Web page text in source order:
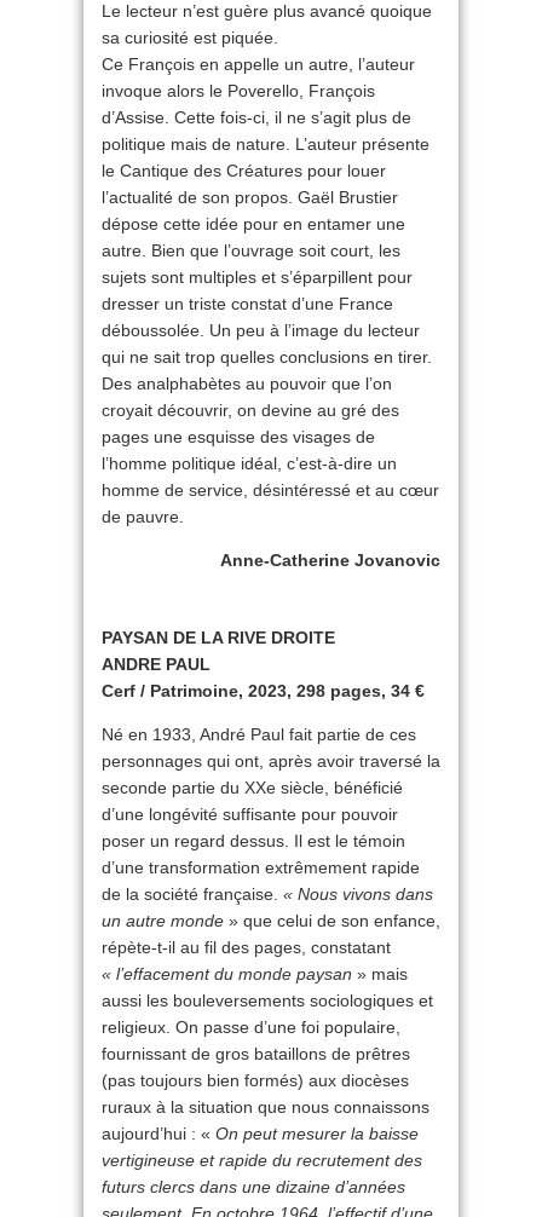
Le lecteur n’est guère plus avancé quoique
sa curiosité est piquée.
Ce François en appelle un autre, l’auteur
invoque alors le Poverello, François
d’Assise. Cette fois-ci, il ne s’agit plus de
politique mais de nature. L’auteur présente
le Cantique des Créatures pour louer
l’actualité de son propos. Gaël Brustier
dépose cette idée pour en entamer une
autre. Bien que l’ouvrage soit court, les
sujets sont multiples et s’éparpillent pour
dresser un triste constat d’une France
déboussolée. Un peu à l’image du lecteur
qui ne sait trop quelles conclusions en tirer.
Des analphabètes au pouvoir que l’on
croyait découvrir, on devine au gré des
pages une esquisse des visages de
l’homme politique idéal, c’est-à-dire un
homme de service, désintéressé et au cœur
de pauvre.
Anne-Catherine Jovanovic
PAYSAN DE LA RIVE DROITE
ANDRE PAUL
Cerf / Patrimoine, 2023, 298 pages, 34 €
Né en 1933, André Paul fait partie de ces
personnages qui ont, après avoir traversé la
seconde partie du XXe siècle, bénéficié
d’une longévité suffisante pour pouvoir
poser un regard dessus. Il est le témoin
d’une transformation extrêmement rapide
de la société française. « Nous vivons dans
un autre monde » que celui de son enfance,
répète-t-il au fil des pages, constatant
« l’effacement du monde paysan » mais
aussi les bouleversements sociologiques et
religieux. On passe d’une foi populaire,
fournissant de gros bataillons de prêtres
(pas toujours bien formés) aux diocèses
ruraux à la situation que nous connaissons
aujourd’hui : « On peut mesurer la baisse
vertigineuse et rapide du recrutement des
futurs clercs dans une dizaine d’années